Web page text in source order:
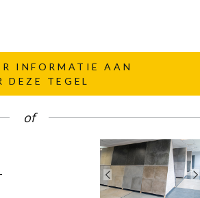
INFORMATIE AAN
DEZE TEGEL
of